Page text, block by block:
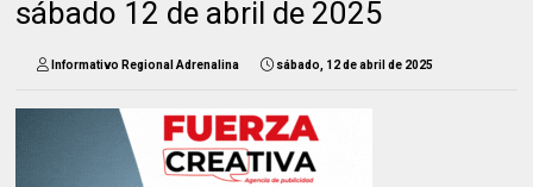
sábado 12 de abril de 2025
Informativo Regional Adrenalina sábado, 12 de abril de 2025